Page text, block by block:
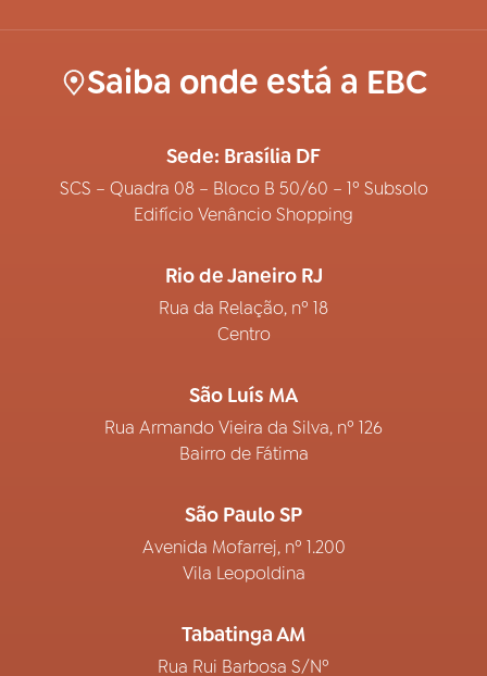
Saiba onde está a EBC
Sede: Brasília DF
SCS – Quadra 08 – Bloco B 50/60 – 1º Subsolo
Edifício Venâncio Shopping
Rio de Janeiro RJ
Rua da Relação, nº 18
Centro
São Luís MA
Rua Armando Vieira da Silva, nº 126
Bairro de Fátima
São Paulo SP
Avenida Mofarrej, nº 1.200
Vila Leopoldina
Tabatinga AM
Rua Rui Barbosa S/Nº